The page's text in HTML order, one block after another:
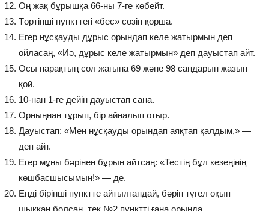
Оң жақ бұрышқа 66-ны 7-ге көбейт.
Төртінші пункттегі «бес» сөзін қорша.
Егер нұсқауды дұрыс орындап келе жатырмын деп
ойласаң, «Иә, дұрыс келе жатырмын» деп дауыстап айт.
Осы парақтың сол жағына 69 және 98 сандарын жазып
қой.
10-нан 1-ге дейін дауыстап сана.
Орныңнан тұрып, бір айналып отыр.
Дауыстап: «Мен нұсқауды орындап аяқтап қалдым,» —
деп айт.
Егер мұны бәрінен бұрын айтсаң: «Тестің бұл кезеңінің
көшбасшысымын!» — де.
Енді бірінші пунктте айтылғандай, бәрін түгел оқып